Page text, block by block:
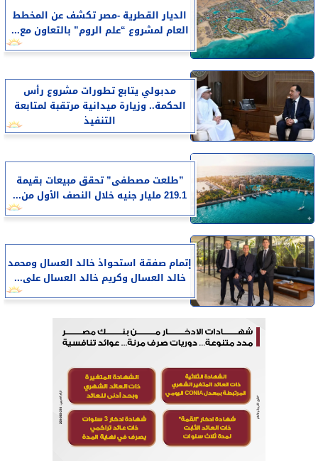
الديار القطرية -مصر تكشف عن المخطط
العام لمشروع “علم الروم” بالتعاون مع...
مدبولي يتابع تطورات مشروع رأس
الحكمة.. وزيارة ميدانية مرتقبة لمتابعة
التنفيذ
​”طلعت مصطفى” تحقق مبيعات بقيمة
219.1 مليار جنيه خلال النصف الأول من...
إتمام صفقة استحواذ خالد العسال ومحمد
خالد العسال وكريم خالد العسال على...